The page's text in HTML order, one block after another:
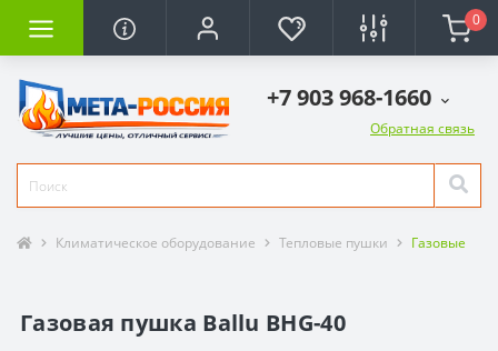
0
+7 903 968-1660
Обратная связь
Климатическое оборудование Тепловые пушки Газовые
Газовая пушка Ballu BHG-40